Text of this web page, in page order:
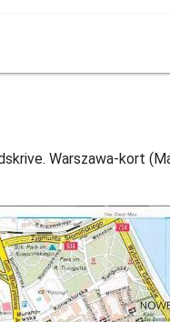
Warszawa-kort